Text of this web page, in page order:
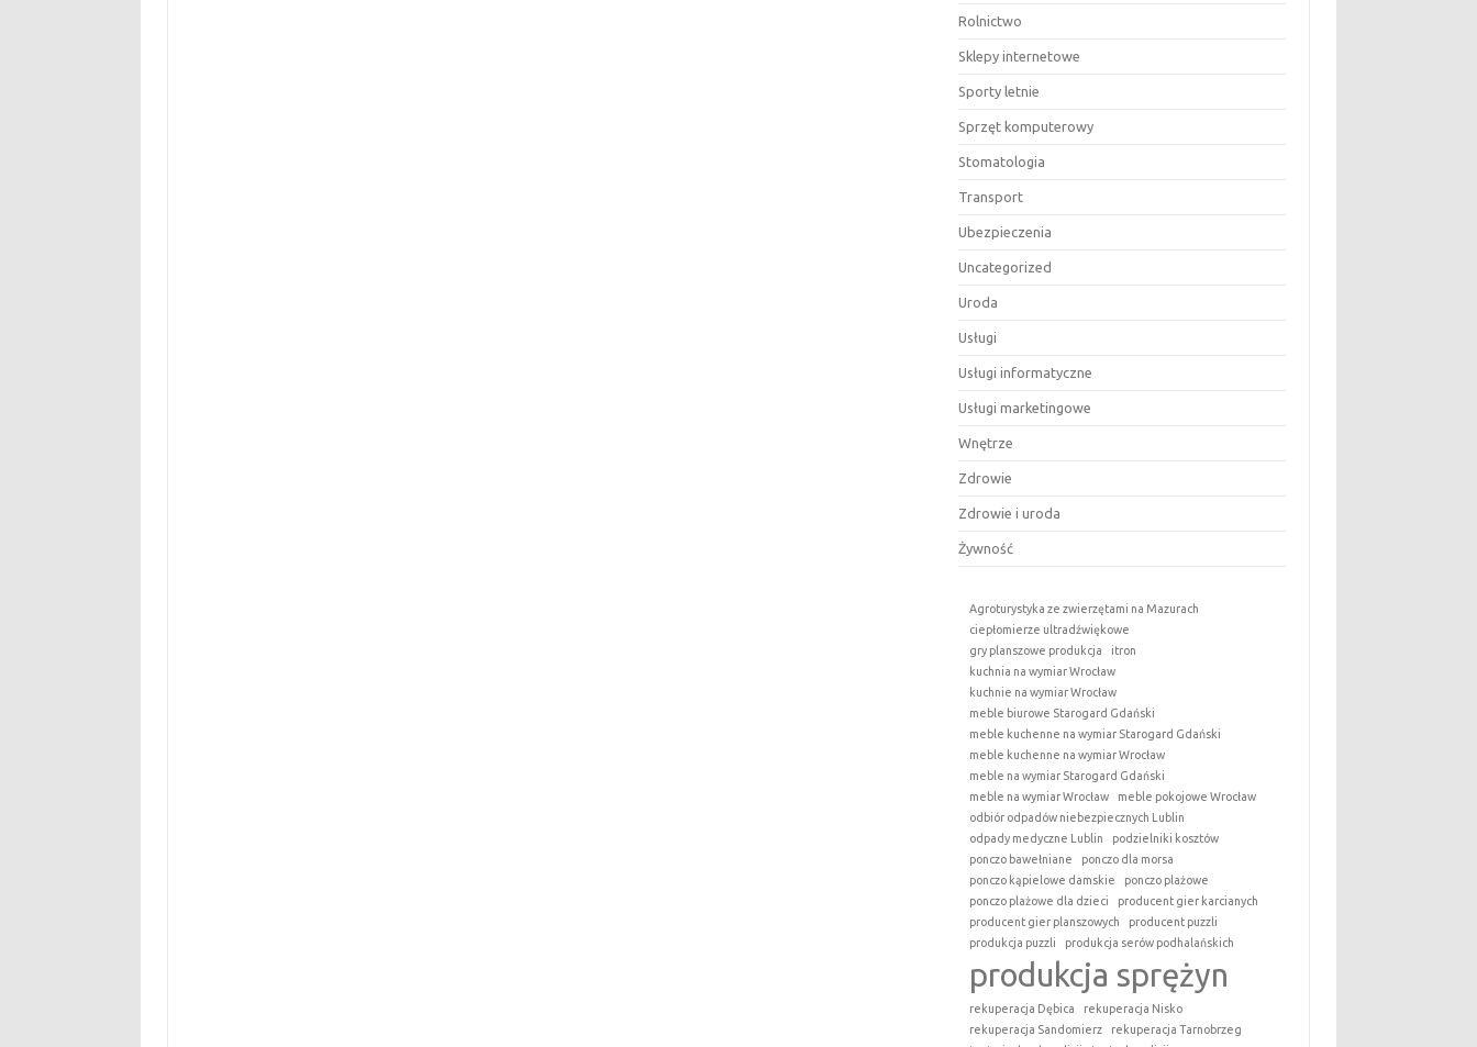
Rolnictwo
Sklepy internetowe
Sporty letnie
Sprzęt komputerowy
Stomatologia
Transport
Ubezpieczenia
Uncategorized
Uroda
Usługi
Usługi informatyczne
Usługi marketingowe
Wnętrze
Zdrowie
Zdrowie i uroda
Żywność
Agroturystyka ze zwierzętami na Mazurach
ciepłomierze ultradźwiękowe
gry planszowe produkcja
itron
kuchnia na wymiar Wrocław
kuchnie na wymiar Wrocław
meble biurowe Starogard Gdański
meble kuchenne na wymiar Starogard Gdański
meble kuchenne na wymiar Wrocław
meble na wymiar Starogard Gdański
meble na wymiar Wrocław
meble pokojowe Wrocław
odbiór odpadów niebezpiecznych Lublin
odpady medyczne Lublin
podzielniki kosztów
ponczo bawełniane
ponczo dla morsa
ponczo kąpielowe damskie
ponczo plażowe
ponczo plażowe dla dzieci
producent gier karcianych
producent gier planszowych
producent puzzli
produkcja puzzli
produkcja serów podhalańskich
produkcja sprężyn
rekuperacja Dębica
rekuperacja Nisko
rekuperacja Sandomierz
rekuperacja Tarnobrzeg